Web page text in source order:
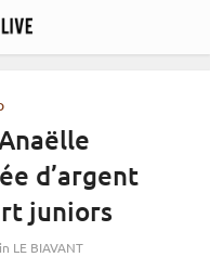
d’argent
juniors
LE BIAVANT